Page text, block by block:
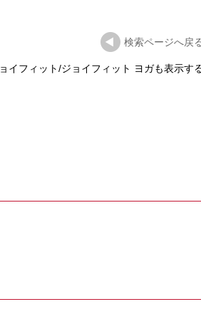
検索ページへ戻
イフィット/ジョイフィット ヨガも表示す